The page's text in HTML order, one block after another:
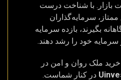
بازار. با شناخت درست
سرمایه‌گذاران
بگیرند، بازده سرمایه
سرمایه خود را رشد دهند.
خرید ملک روان و امن در
در کنار شماست.